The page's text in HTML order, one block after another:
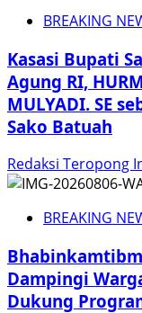
BREAKING
Kasasi Bupati
Agung RI,
MULYADI. SE
Sako Batuah
Redaksi Teropong
BREAKING
Dampingi
Dukung